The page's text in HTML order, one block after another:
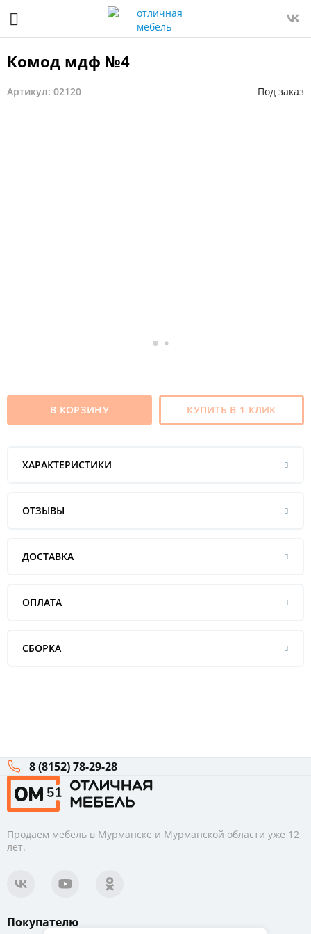
Комод мдф №4
Артикул: 02120 Под заказ
В КОРЗИНУ КУПИТЬ В 1 КЛИК
ХАРАКТЕРИСТИКИ
ОТЗЫВЫ
ДОСТАВКА
ОПЛАТА
СБОРКА
8 (8152) 78-29-28
Продаем мебель в Мурманске и Мурманской области уже 12
лет.
Покупателю